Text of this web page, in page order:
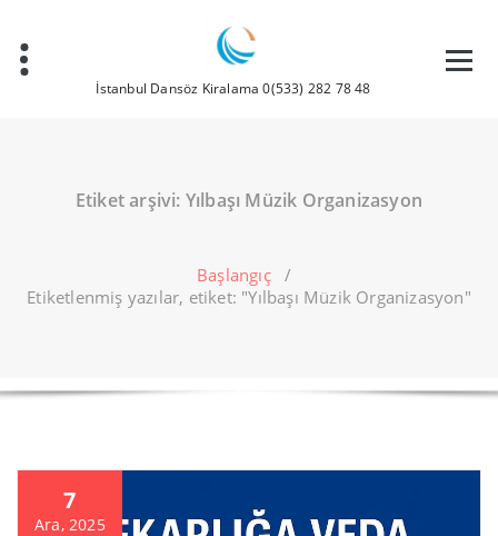
İstanbul Dansöz Kiralama 0(533) 282 78 48
Etiket arşivi: Yılbaşı Müzik Organizasyon
Başlangıç/
Etiketlenmiş yazılar, etiket: "Yılbaşı Müzik Organizasyon"
7
Ara, 2025